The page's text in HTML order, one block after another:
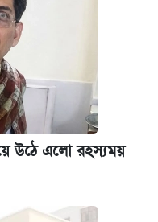
উঠে এলো রহস্যময়